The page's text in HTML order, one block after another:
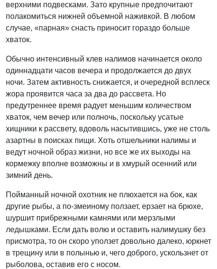
верхними подвесками. Зато крупные предпочитают
полакомиться нижней объемной наживкой. В любом
случае, «парная» снасть приносит гораздо больше
хваток.
Обычно интенсивный клев налимов начинается около
одиннадцати часов вечера и продолжается до двух
ночи. Затем активность снижается, и очередной всплеск
жора проявится часа за два до рассвета. Но
предутреннее время радует меньшим количеством
хваток, чем вечер или полночь, поскольку усатые
хищники к рассвету, вдоволь насытившись, уже не столь
азартны в поисках пищи. Хоть отшельники налимы и
ведут ночной образ жизни, но все же их выходы на
кормежку вполне возможны и в хмурый осенний или
зимний день.
Пойманный ночной охотник не плюхается на бок, как
другие рыбы, а по-змеиному ползает, ерзает на брюхе,
шуршит прибрежными камнями или мерзлыми
ледышками. Если дать волю и оставить налимушку без
присмотра, то он скоро уползет довольно далеко, юркнет
в трещину или в полынью и, чего доброго, ускользнет от
рыболова, оставив его с носом.